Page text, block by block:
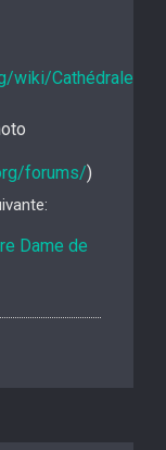
wiki/
forums/)
Dame de